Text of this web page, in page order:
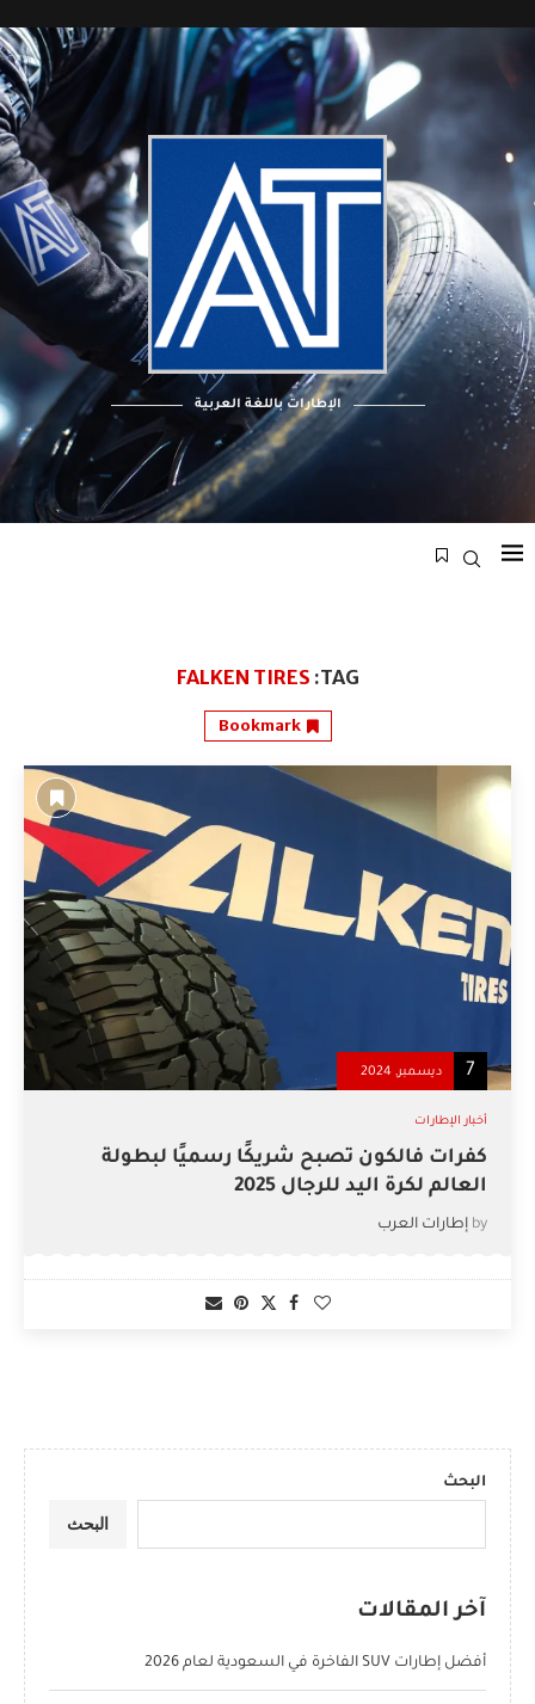
الإطارات باللغة العربية
TAG:
FALKEN TIRES
Bookmark
7 ديسمبر, 2024
أخبار الإطارات
كفرات فالكون تصبح شريكًا رسميًا لبطولة
العالم لكرة اليد للرجال 2025
by إطارات العرب
البحث
البحث
آخر المقالات
أفضل إطارات SUV الفاخرة في السعودية لعام 2026